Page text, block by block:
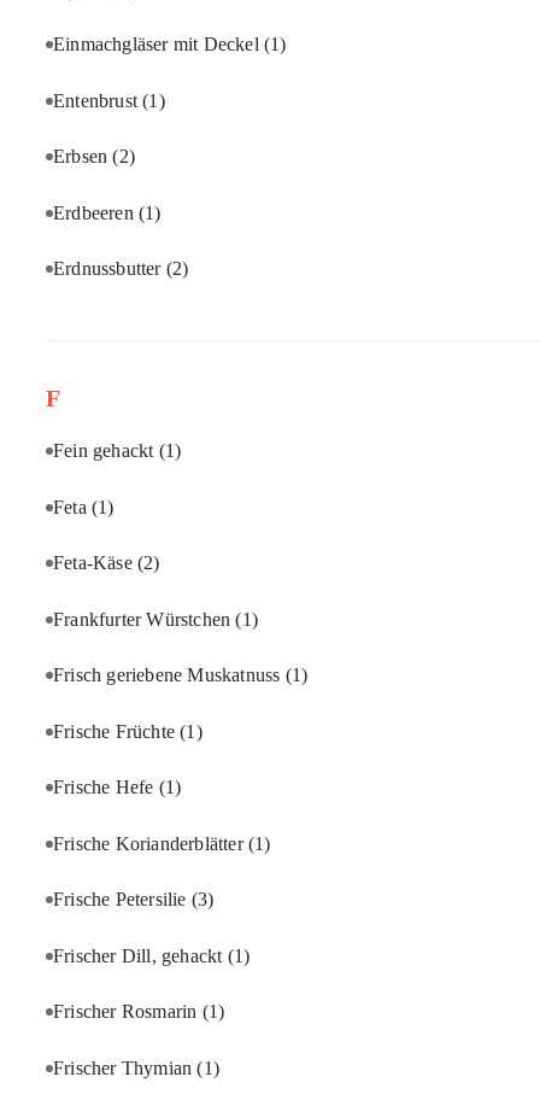
Einmachgläser mit Deckel (1)
Entenbrust(1)
Erbsen(2)
Erdbeeren (1)
Erdnussbutter (2)
F
Fein gehackt (1)
Feta (1)
Feta-Käse (2)
Frankfurter Würstchen(1)
Frisch geriebene Muskatnuss (1)
Frische Früchte(1)
Frische Hefe (1)
Frische Korianderblätter(1)
Frische Petersilie (3)
Frischer Dill, gehackt (1)
Frischer Rosmarin (1)
Frischer Thymian(1)